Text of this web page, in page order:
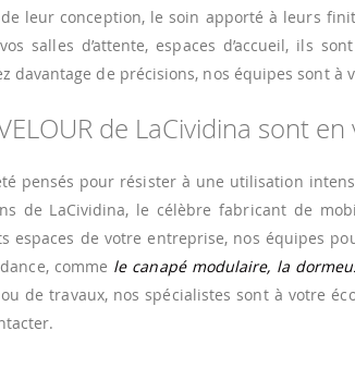
leur conception, le soin apporté à leurs
salles d’attente, espaces d’accueil, ils
davantage de précisions, nos équipes sont à
de LaCividina sont
pensés pour résister à une utilisation
de LaCividina, le célèbre fabricant de
espaces de votre entreprise, nos équipes
comme le canapé modulaire, la
de travaux, nos spécialistes sont à votre